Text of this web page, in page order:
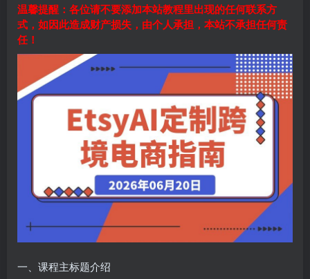
温馨提醒：各位请不要添加本站教程里出现的任何联系方
式，如因此造成财产损失，由个人承担，本站不承担任何责
任！
一、课程主标题介绍